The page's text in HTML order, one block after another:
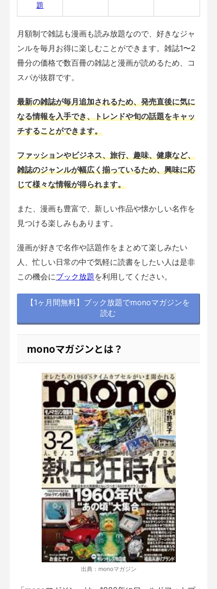
題
月額制で雑誌も漫画も読み放題なので、好きなジャ
ンルを毎月お得に楽しむことができます。雑誌1〜2
冊分の価格で数百冊の雑誌と漫画が読めるため、コ
スパが抜群です。
最新の雑誌が毎月追加されるため、発売直後に気に
なる情報を入手でき、トレンドや旬の話題をキャッ
チすることができます。
ファッションやビジネス、旅行、趣味、健康など、
雑誌のジャンルが幅広く揃っているため、興味に応
じて様々な情報が得られます。
また、漫画も豊富で、新しい作品や懐かしい名作を
見つける楽しみもあります。
漫画が好きで名作や話題作をまとめて楽しみたい
人、忙しい日常の中で気軽に読書をしたい人は是非
この機会にブック放題を利用してください。
【1ヶ月間無料】ブック放題でmonoマガジンを
読む
monoマガジンとは？
出典：monoマガジン